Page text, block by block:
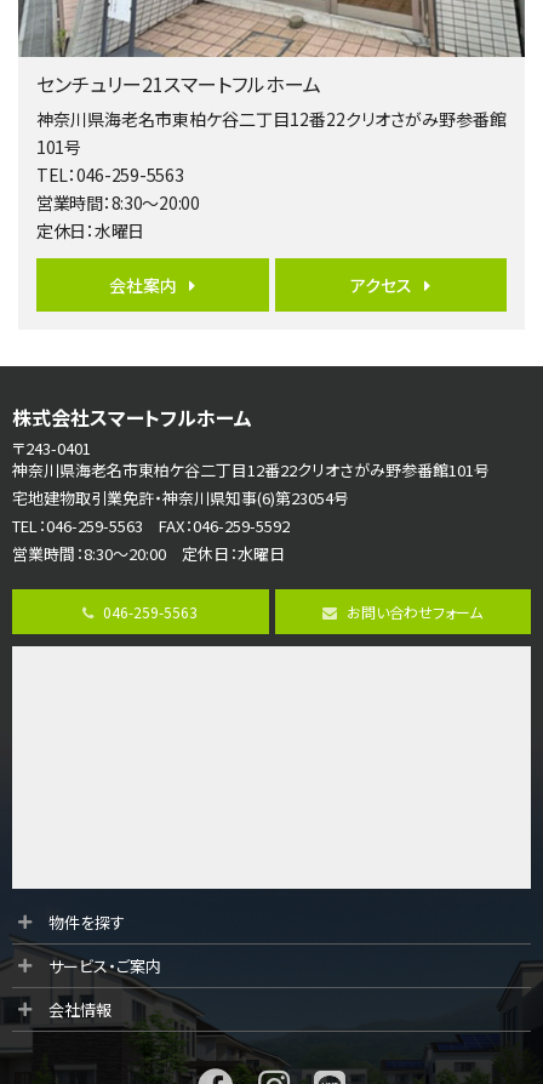
3,680万円
4ＬＤＫ
橋本駅
第6位
バ12分・歩4分
並列２台駐車可。１階はリビングと水まわりをまとめ…
3,680万円
ご家族が集まるLDKは１７．５帖とゆとりある広さ…
第8位
海老名駅
バ15分・歩1分
リビングダイニング部分の床暖房完備 車並列2台駐…
長後駅
全棟ＬＤＫは16帖の4ＬＤＫ！食器洗い乾燥機や浴…
センチュリー21スマートフルホーム
神奈川県海老名市東柏ケ谷二丁目12番22クリオさがみ野参番館
101号
TEL：046-259-5563
営業時間：8:30～20:00
定休日：水曜日
会社案内 アクセス
株式会社スマートフルホーム
〒243-0401
神奈川県海老名市東柏ケ谷二丁目12番22クリオさがみ野参番館101号
宅地建物取引業免許・神奈川県知事(6)第23054号
TEL：046-259-5563 FAX：046-259-5592
営業時間：8:30～20:00 定休日：水曜日
046-259-5563 お問い合わせフォーム
物件を探す
サービス・ご案内
会社情報